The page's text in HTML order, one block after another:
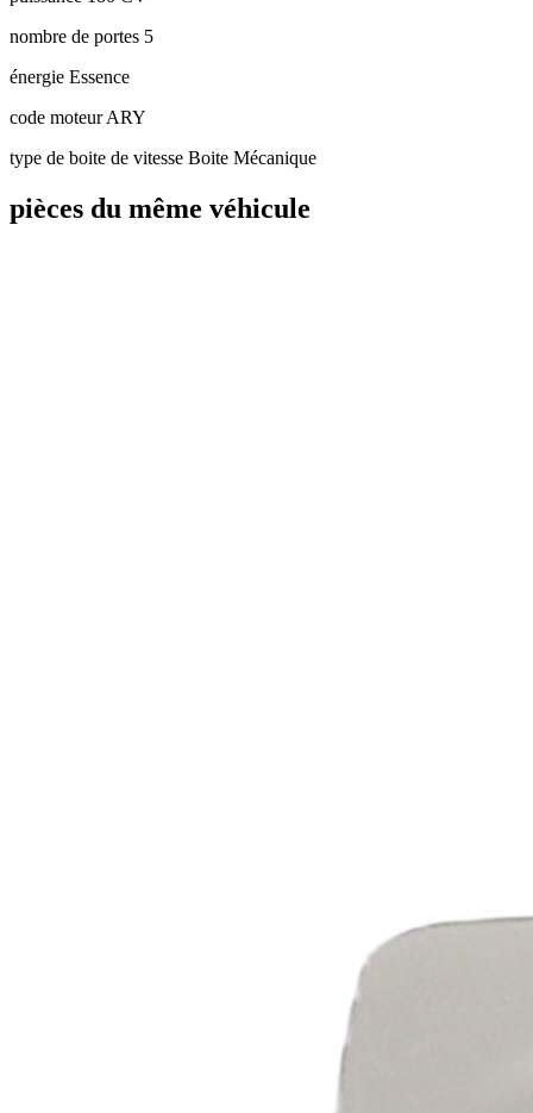
nombre de portes 5
énergie Essence
code moteurARY
type de boite de vitesse Boite Mécanique
pièces du même véhicule